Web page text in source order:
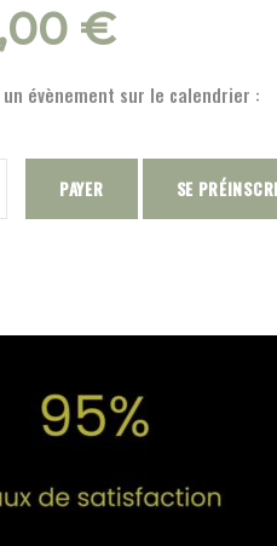
€
un évènement sur le calendrier :
PAYER SE